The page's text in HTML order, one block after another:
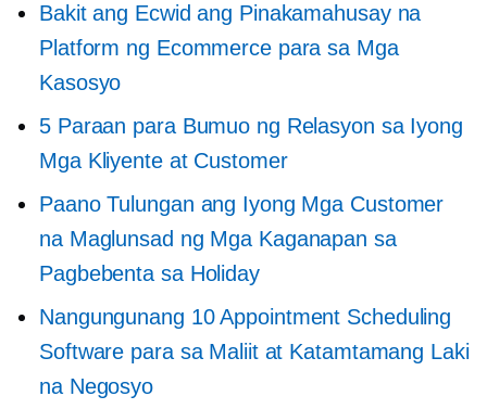
Bakit ang Ecwid ang Pinakamahusay na
Platform ng Ecommerce para sa Mga
Kasosyo
5 Paraan para Bumuo ng Relasyon sa Iyong
Mga Kliyente at Customer
Paano Tulungan ang Iyong Mga Customer
na Maglunsad ng Mga Kaganapan sa
Pagbebenta sa Holiday
Nangungunang 10 Appointment Scheduling
Software para sa Maliit at Katamtamang Laki
na Negosyo